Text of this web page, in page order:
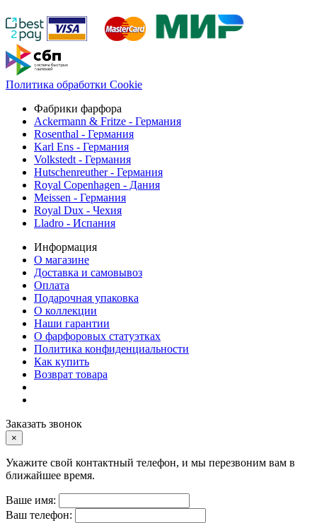
Политика обработки Cookie
Фабрики фарфора
Ackermann & Fritze - Германия
Rosenthal - Германия
Karl Ens - Германия
Volkstedt - Германия
Hutschenreuther - Германия
Royal Copenhagen - Дания
Meissen - Германия
Royal Dux - Чехия
Lladro - Испания
Информация
О магазине
Доставка и самовывоз
Оплата
Подарочная упаковка
О коллекции
Наши гарантии
О фарфоровых статуэтках
Политика конфиденциальности
Как купить
Возврат товара
Заказать звонок
×
Укажите свой контактный телефон, и мы перезвоним вам в
ближайшее время.
Ваше имя:
Ваш телефон: